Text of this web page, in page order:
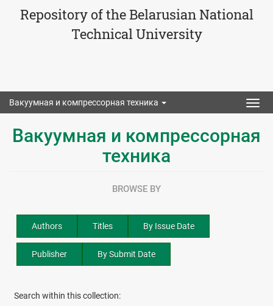
Repository of the Belarusian National
Technical University
Вакуумная и компрессорная техника
Вакуумная и компрессорная
техника
BROWSE BY
Authors Titles By Issue Date
Publisher By Submit Date
Search within this collection: